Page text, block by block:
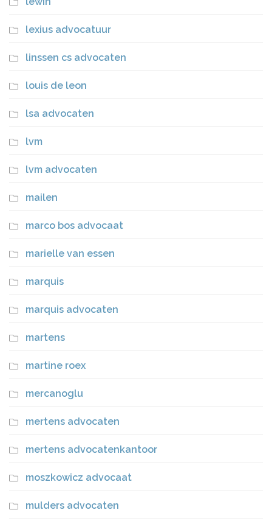
lexius advocatuur
linssen cs advocaten
louis de leon
lsa advocaten
lvm
lvm advocaten
mailen
marco bos advocaat
marielle van essen
marquis
marquis advocaten
martens
martine roex
mercanoglu
mertens advocaten
mertens advocatenkantoor
moszkowicz advocaat
mulders advocaten